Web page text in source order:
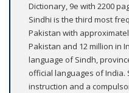
Dictionary, 9e with 2200
Sindhi is the third most
Pakistan with
Pakistan and 12 million in
language of Sindh,
official languages of India.
instruction and a